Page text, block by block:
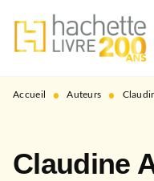
MENU
PIED DE PAGE
Accueil • Auteurs •
Claudine